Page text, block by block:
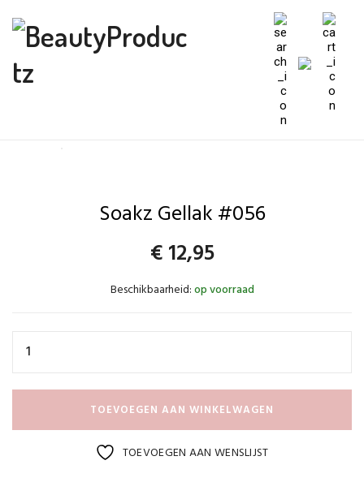
Soakz Gellak #056
€12,95
Beschikbaarheid:op voorraad
TOEVOEGEN AAN WINKELWAGEN
TOEVOEGEN AAN WENSLIJST